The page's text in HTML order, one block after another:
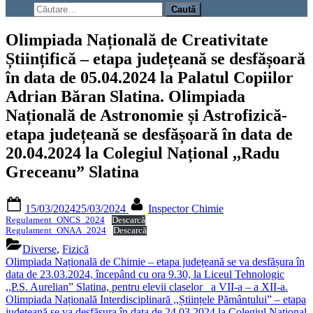
form
Caută
după:
Olimpiada Națională de Creativitate
Științifică – etapa județeană se desfășoară
în data de 05.04.2024 la Palatul Copiilor
Adrian Băran Slatina. Olimpiada
Națională de Astronomie și Astrofizică-
etapa județeană se desfășoară în data de
20.04.2024 la Colegiul Național ,,Radu
Greceanu” Slatina
on
15/03/202425/03/2024 Inspector Chimie
Regulament_ONCS_2024
Descarcă
Regulament_ONAA_2024
Descarcă
Diverse, Fizică
Navigare
în
articole
Previous
Post:
Olimpiada Națională de Chimie – etapa județeană se va desfășura în
data de 23.03.2024, începând cu ora 9.30, la Liceul Tehnologic
,,P.S. Aurelian” Slatina, pentru elevii claselor a VII-a – a XII-a.
Olimpiada Națională Interdisciplinară ,,Științele Pământului” – etapa